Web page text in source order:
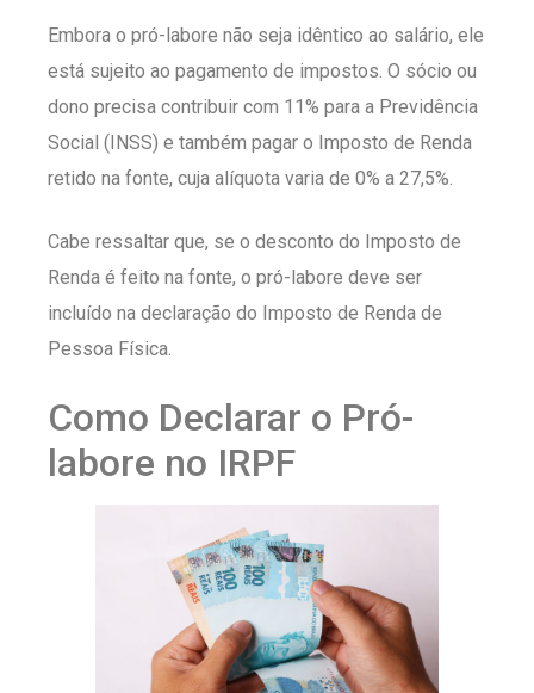
Embora o pró-labore não seja idêntico ao salário, ele
está sujeito ao pagamento de impostos. O sócio ou
dono precisa contribuir com 11% para a Previdência
Social (INSS) e também pagar o Imposto de Renda
retido na fonte, cuja alíquota varia de 0% a 27,5%.
Cabe ressaltar que, se o desconto do Imposto de
Renda é feito na fonte, o pró-labore deve ser
incluído na declaração do Imposto de Renda de
Pessoa Física.
Como Declarar o Pró-
labore no IRPF